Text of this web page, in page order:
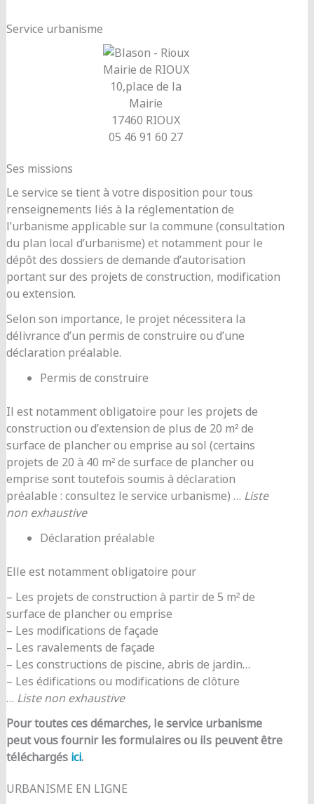
Service urbanisme
Mairie de RIOUX
10,place de la
Mairie
17460 RIOUX
05 46 91 60 27
Ses missions
Le service se tient à votre disposition pour tous
renseignements liés à la réglementation de
l’urbanisme applicable sur la commune (consultation
du plan local d’urbanisme) et notamment pour le
dépôt des dossiers de demande d’autorisation
portant sur des projets de construction, modification
ou extension.
Selon son importance, le projet nécessitera la
délivrance d’un permis de construire ou d’une
déclaration préalable.
Permis de construire
Il est notamment obligatoire pour les projets de
construction ou d’extension de plus de 20 m² de
surface de plancher ou emprise au sol (certains
projets de 20 à 40 m² de surface de plancher ou
emprise sont toutefois soumis à déclaration
préalable : consultez le service urbanisme) … Liste
non exhaustive
Déclaration préalable
Elle est notamment obligatoire pour
– Les projets de construction à partir de 5 m² de
surface de plancher ou emprise
– Les modifications de façade
– Les ravalements de façade
– Les constructions de piscine, abris de jardin…
– Les édifications ou modifications de clôture
… Liste non exhaustive
Pour toutes ces démarches, le service urbanisme
peut vous fournir les formulaires ou ils peuvent être
téléchargés ici.
URBANISME EN LIGNE